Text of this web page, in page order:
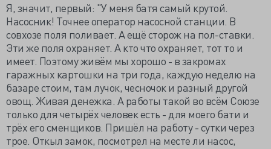
Я, значит, первый: "У меня батя самый крутой.
Насосник! Точнее оператор насосной станции. В
совхозе поля поливает. А ещё сторож на пол-ставки.
Эти же поля охраняет. А кто что охраняет, тот то и
имеет. Поэтому живём мы хорошо - в закромах
гаражных картошки на три года, каждую неделю на
базаре стоим, там лучок, чесночок и разный другой
овощ. Живая денежка. А работы такой во всём Союзе
только для четырёх человек есть - для моего бати и
трёх его сменщиков. Пришёл на работу - сутки через
трое. Откыл замок, посмотрел на месте ли насос,